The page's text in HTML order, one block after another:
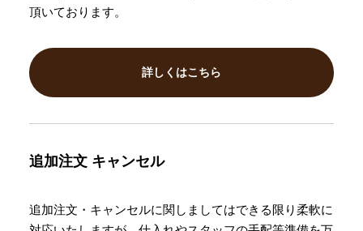
頂いております。
詳しくはこちら
追加注文 キャンセル
追加注文・キャンセルに関しましてはできる限り柔軟に